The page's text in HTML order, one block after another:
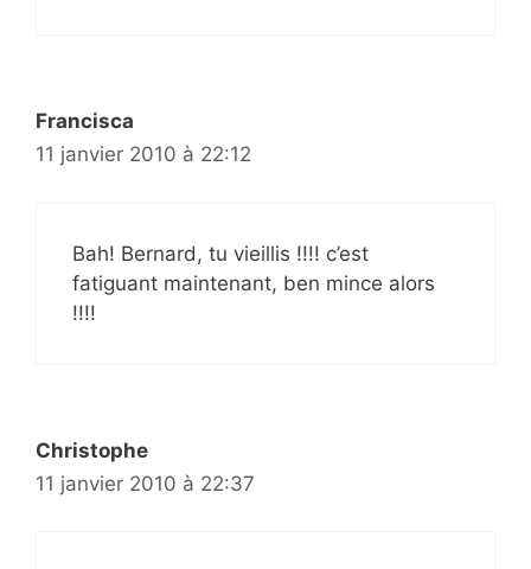
Francisca
11 janvier 2010 à 22:12
Bah! Bernard, tu vieillis !!!! c’est
fatiguant maintenant, ben mince alors
!!!!
Christophe
11 janvier 2010 à 22:37